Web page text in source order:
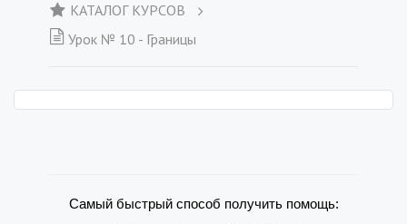
КАТАЛОГ КУРСОВ
Урок № 10 - Границы
Самый быстрый способ получить помощь: